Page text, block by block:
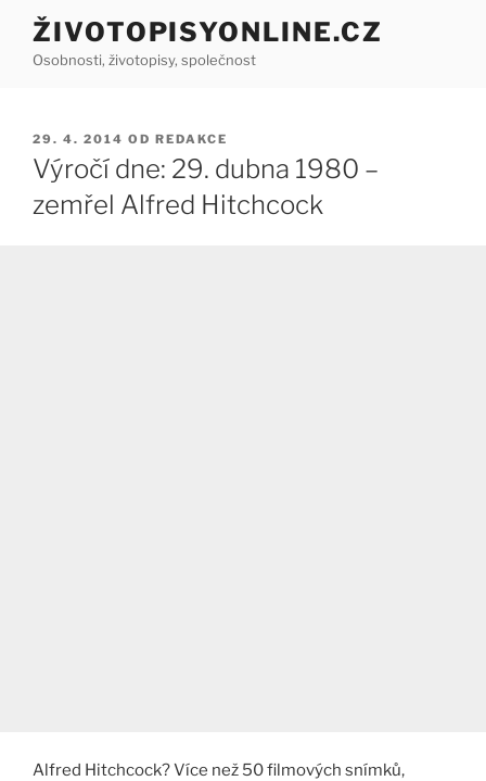
Přejít
obsahu
ŽIVOTOPISYONLINE.CZ
Osobnosti, životopisy, společnost
PUBLIKOVÁNO
29. 4. 2014 OD REDAKCE
Výročí dne: 29. dubna 1980 –
zemřel Alfred Hitchcock
Alfred Hitchcock? Více než 50 filmových snímků,